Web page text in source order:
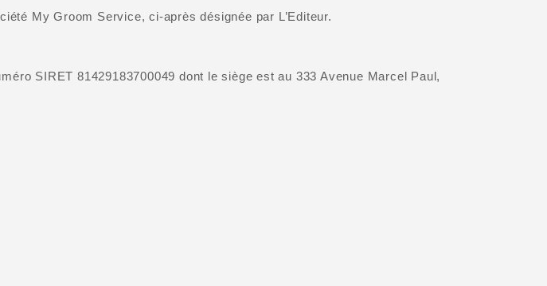
My Groom Service, ci-après désignée par L’Editeur.
SIRET 81429183700049 dont le siège est au 333 Avenue Marcel Paul,